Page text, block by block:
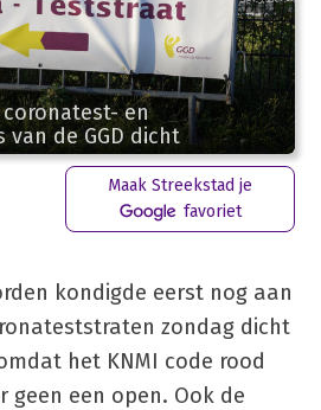
en
de GGD dicht
Maak Streekstad je
favoriet
kondigde eerst nog aan
zondag dicht
het KNMI code rood
geen een open. Ook de